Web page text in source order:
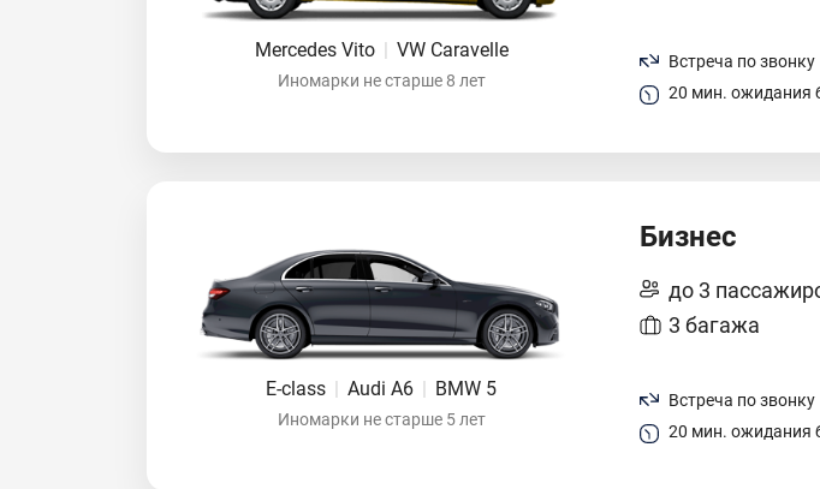
Mercedes Vito | VW Caravelle
Иномарки не старше 8 лет
Встреча по звонку
20 мин. ожидания
E-class | Audi A6 | BMW 5
Иномарки не старше 5 лет
Бизнес
до 3
3 багажа
Встреча по звонку
20 мин. ожидания